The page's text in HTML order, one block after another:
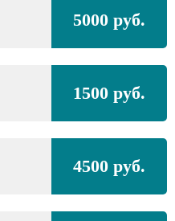
5000 руб.
1500 руб.
4500 руб.